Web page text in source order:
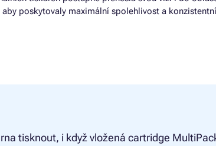
aby poskytovaly maximální spolehlivost a
tisknout, i když vložená cartridge